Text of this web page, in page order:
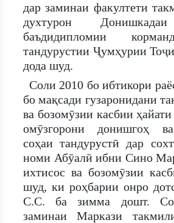
дар заминаи факултети
духтурон
баъдидипломии
тандурустии Ҷумҳурии
дода шуд.
Соли 2010 бо ибтикори
бо мақсади гузаронидани
ва бозомӯзии касбии
омӯзгорони донишгоҳ
соҳаи тандурустӣ дар
номи Абӯалӣ ибни Сино
ихтисос ва бозомӯзии
шуд, ки роҳбарии онро
С.С. ба зимма дошт.
заминаи Маркази